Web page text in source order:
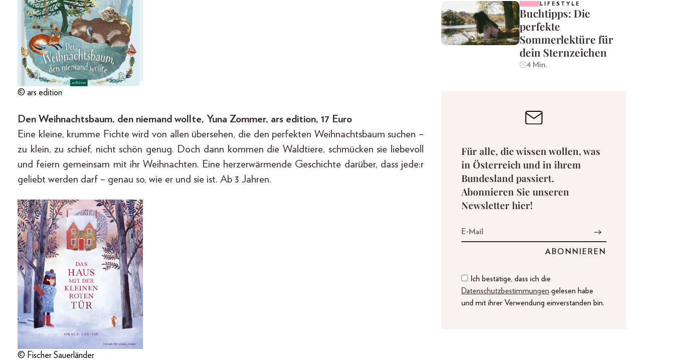
© ars edition
Den Weihnachtsbaum, den niemand wollte, Yuna Zommer, ars edition, 17 Euro
Eine kleine, krumme Fichte wird von allen übersehen, die den perfekten Weihnachtsbaum suchen –
zu klein, zu schief, nicht schön genug. Doch dann kommen die Waldtiere, schmücken sie liebevoll
und feiern gemeinsam mit ihr Weihnachten. Eine herzerwärmende Geschichte darüber, dass jede:r
geliebt werden darf – genau so, wie er und sie ist. Ab 3 Jahren.
© Fischer Sauerländer
LIFESTYLE
Buchtipps: Die
perfekte
Sommerlektüre für
dein Sternzeichen
4 Min.
Für alle, die wissen wollen, was
in Österreich und in ihrem
Bundesland passiert.
Abonnieren Sie unseren
Newsletter hier!
Ich bestätige, dass ich die
Datenschutzbestimmungen gelesen habe
und mit ihrer Verwendung einverstanden bin.